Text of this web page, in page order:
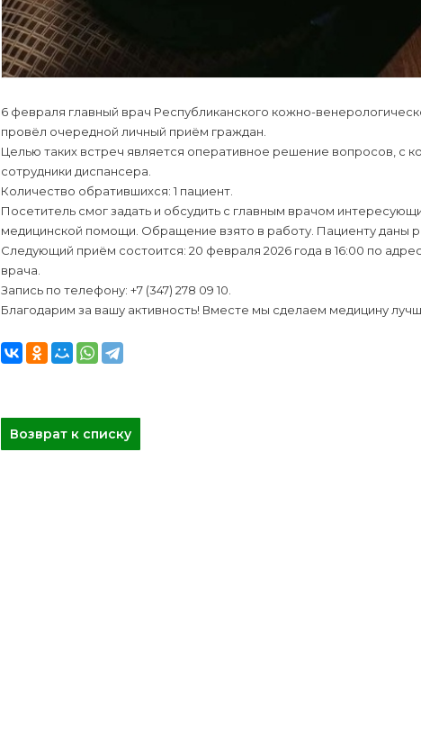
6 февраля главный врач Республиканского кожно-
провёл очередной личный приём граждан.
Целью таких встреч является оперативное решение вопросов, с
сотрудники диспансера.
Количество обратившихся: 1 пациент.
Посетитель смог задать и обсудить с главным врачом
медицинской помощи. Обращение взято в работу. Пациенту даны
Следующий приём состоится: 20 февраля 2026 года в 16:00 по
врача.
Запись по телефону: +7 (347) 278 09 10.
Благодарим за вашу активность! Вместе мы сделаем медицину
Возврат к списку